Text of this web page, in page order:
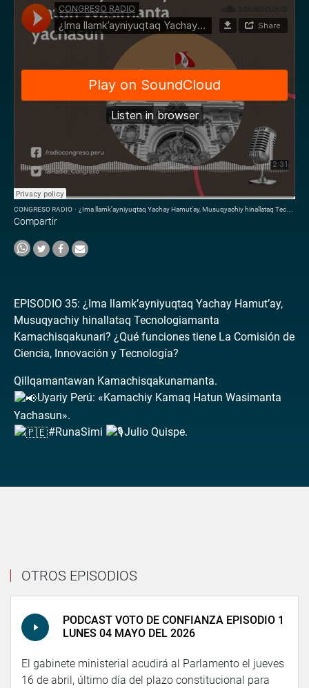
CONGRESO RADIO · ¿Ima llamk’ayniyuqtaq Yachay Hamut'ay, Musuqyachiy hinallataq Tecnologiamanta Kamachisqakunari?
Compartir
EPISODIO 35: ¿Ima llamk’ayniyuqtaq Yachay Hamut’ay,
Musuqyachiy hinallataq Tecnologiamanta
Kamachisqakunari? ¿Qué funciones tiene La Comisión de
Ciencia, Innovación y Tecnología?
Qillqamantawan Kamachisqakunamanta.
Uyariy Perú: «Kamachiy Kamaq Hatun Wasimanta
Yachasun».
#RunaSimi
Julio Quispe.
OTROS EPISODIOS
PODCAST VOTO DE CONFIANZA EPISODIO 1
LUNES 04 MAYO DEL 2026
El gabinete ministerial acudirá al Parlamento el jueves
16 de abril, último día del plazo constitucional para